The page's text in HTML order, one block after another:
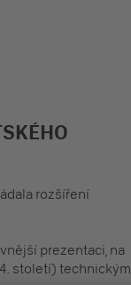
rozšíření
prezentaci, na
století) technickým